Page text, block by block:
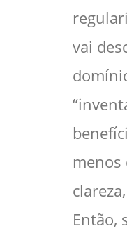
vai
menos
Então,